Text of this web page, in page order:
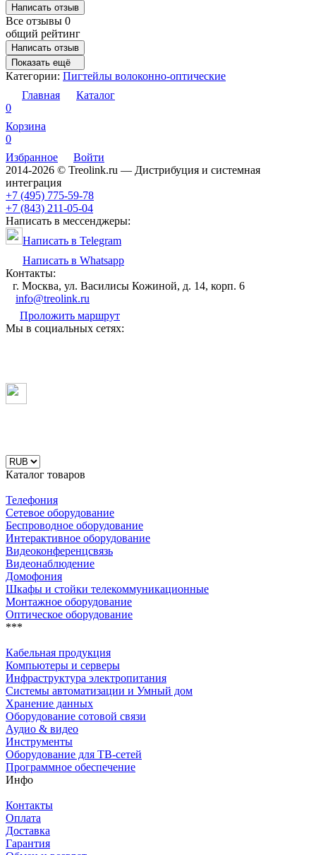
Написать отзыв
Все отзывы 0
общий рейтинг
Написать отзыв
Показать ещё
Категории: Пигтейлы волоконно-оптические
Главная
Каталог
0
Корзина
0
Избранное
Войти
2014-2026 © Treolink.ru — Дистрибуция и системная
интеграция
+7 (495) 775-59-78
+7 (843) 211-05-04
Написать в мессенджеры:
Написать в Telegram
Написать в Whatsapp
Контакты:
г. Москва, ул. Василисы Кожиной, д. 14, корп. 6
info@treolink.ru
Проложить маршрут
Мы в социальных сетях:
Каталог товаров
Телефония
Сетевое оборудование
Беспроводное оборудование
Интерактивное оборудование
Видеоконференцсвязь
Видеонаблюдение
Домофония
Шкафы и стойки телекоммуникационные
Монтажное оборудование
Оптическое оборудование
***
Кабельная продукция
Компьютеры и серверы
Инфраструктура электропитания
Системы автоматизации и Умный дом
Хранение данных
Оборудование сотовой связи
Аудио & видео
Инструменты
Оборудование для ТВ-сетей
Программное обеспечение
Инфо
Контакты
Оплата
Доставка
Гарантия